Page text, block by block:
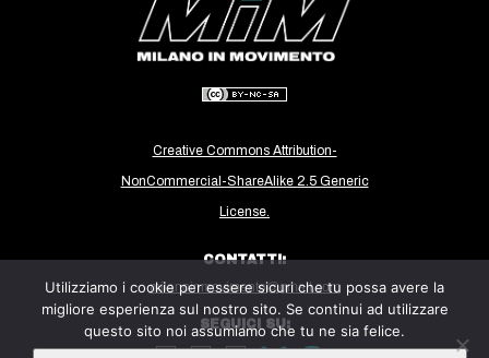
Creative Commons Attribution-
NonCommercial-ShareAlike 2.5 Generic
License.
CONTATTI:
milanoinmovimento@gmail.com
SEGUICI SU:
Utilizziamo i cookie per essere sicuri che tu possa avere la
migliore esperienza sul nostro sito. Se continui ad utilizzare
questo sito noi assumiamo che tu ne sia felice.